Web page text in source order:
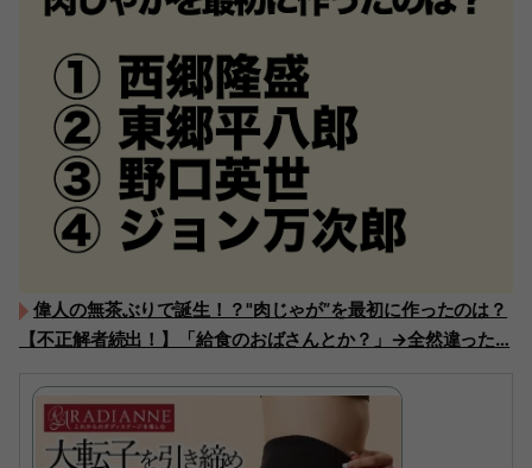
偉人の無茶ぶりで誕生！？"肉じゃが”を最初に作ったのは？
【不正解者続出！】「給食のおばさんとか？」→全然違った…